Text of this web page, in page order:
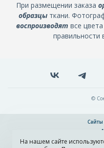
При размещении заказа
образцыткани.
воспроизводят все
правильности
©
На нашем сайте